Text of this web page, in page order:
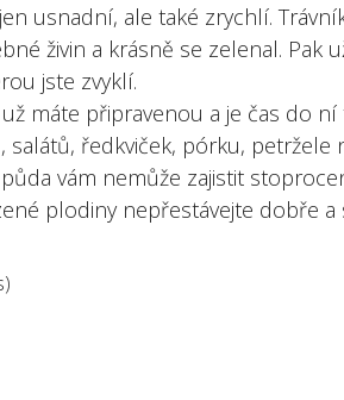
usnadní, ale také zrychlí.
živin a krásně se zelenal. Pak
jste zvyklí.
máte připravenou a je čas do ní
salátů, ředkviček, pórku, petržele
vám nemůže zajistit
plodiny nepřestávejte dobře a